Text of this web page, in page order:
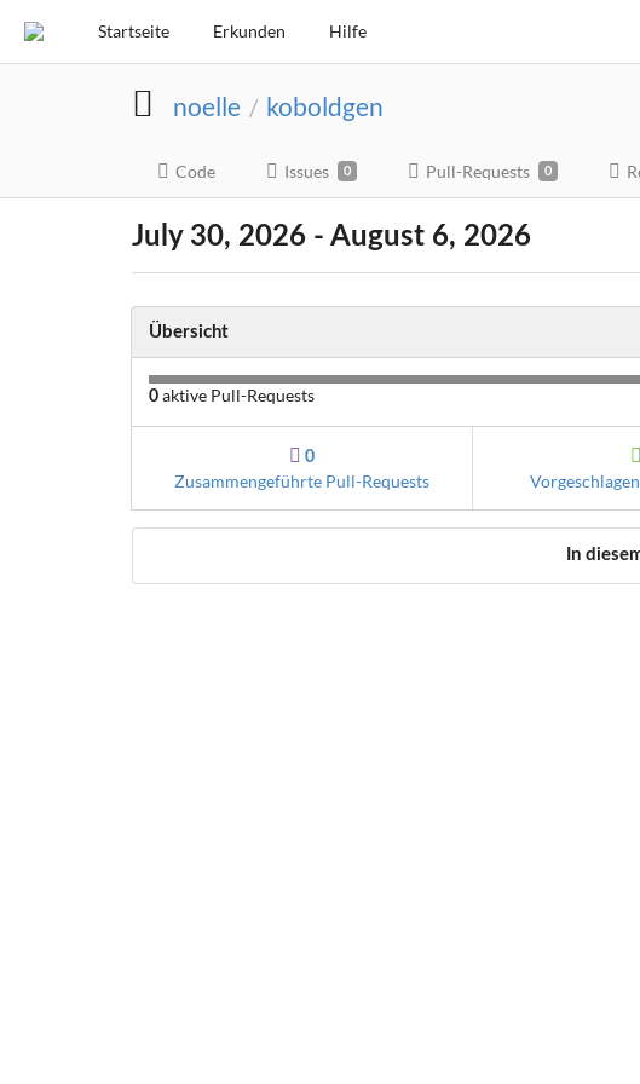
Startseite Erkunden Hilfe
noelle / koboldgen
Code Issues 0 Pull-Requests 0
July 30, 2026 - August 6, 2026
Übersicht
0aktive Pull-Requests
0
Zusammengeführte Pull-Requests
In